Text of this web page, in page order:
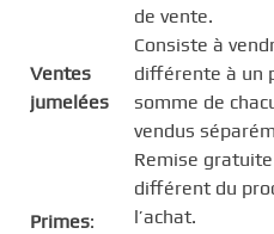
de vente.
Ventes
jumelées
Consiste à
différente à un
somme de
vendus
Primes:
Remise gratuite
différent du
l’achat.